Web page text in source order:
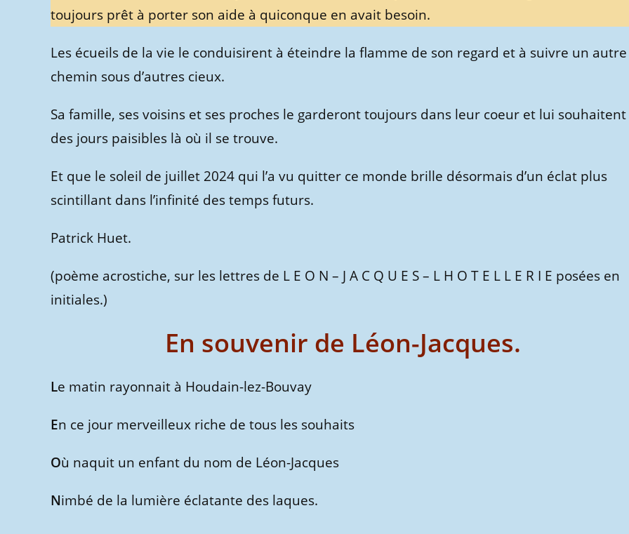
toujours prêt à porter son aide à quiconque en avait besoin.
Les écueils de la vie le conduisirent à éteindre la flamme de son regard et à suivre un autre
chemin sous d’autres cieux.
Sa famille, ses voisins et ses proches le garderont toujours dans leur coeur et lui souhaitent
des jours paisibles là où il se trouve.
Et que le soleil de juillet 2024 qui l’a vu quitter ce monde brille désormais d’un éclat plus
scintillant dans l’infinité des temps futurs.
Patrick Huet.
(poème acrostiche, sur les lettres de L E O N – J A C Q U E S – L H O T E L L E R I E posées en
initiales.)
En souvenir de Léon-Jacques.
Le matin rayonnait à Houdain-lez-Bouvay
En ce jour merveilleux riche de tous les souhaits
Où naquit un enfant du nom de Léon-Jacques
Nimbé de la lumière éclatante des laques.